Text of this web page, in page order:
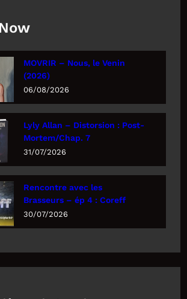
MOVRIR – Nous, le Venin
(2026)
06/08/2026
Lyly Allan – Distorsion : Post-
Mortem/Chap. 7
31/07/2026
Rencontre avec les
Brasseurs – ép 4 : Coreff
30/07/2026